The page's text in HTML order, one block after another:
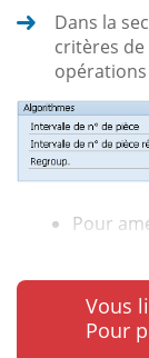
Dans la
critères
Pour
Vous
Pour